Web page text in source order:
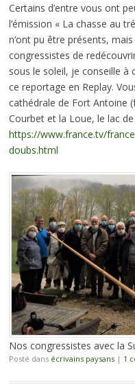
Certains d’entre vous ont
l’émission « La chasse au
n’ont pu être présents,
congressistes de
sous le soleil, je conseille à
ce reportage en Replay.
cathédrale de Fort Antoine
Courbet et la Loue, le lac
https://www.france.tv/
doubs.html
Nos congressistes avec la
Posté dans écrivains paysans | 1